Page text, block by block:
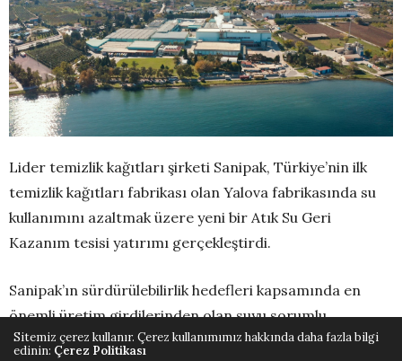
Lider temizlik kağıtları şirketi Sanipak, Türkiye’nin ilk
temizlik kağıtları fabrikası olan Yalova fabrikasında su
kullanımını azaltmak üzere yeni bir Atık Su Geri
Kazanım tesisi yatırımı gerçekleştirdi.
Sanipak’ın sürdürülebilirlik hedefleri kapsamında en
önemli üretim girdilerinden olan suyu sorumlu
kullanmak üzere yapılan Yalova Atık Su Geri Kazanım
Sitemiz çerez kullanır. Çerez kullanımımız hakkında daha fazla bilgi
edinin: Çerez Politikası